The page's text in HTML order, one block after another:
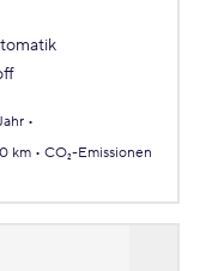
km
CO₂-Emissionen